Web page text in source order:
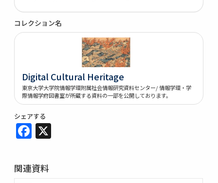
コレクション名
Digital Cultural Heritage
東京大学大学院情報学環附属社会情報研究資料センター/ 情報学環・学
際情報学府図書室が所蔵する資料の一部を公開しております。
シェアする
Facebook
関連資料